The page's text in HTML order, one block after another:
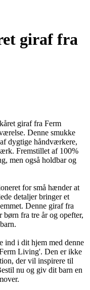
giraf fra
giraf fra Ferm
Denne smukke
dygtige håndværkere,
Fremstillet af 100%
men også holdbar og
for små hænder at
detaljer bringer et
Denne giraf fra
fra tre år og opefter,
ind i dit hjem med denne
Living'. Den er ikke
der vil inspirere til
nu og giv dit barn en